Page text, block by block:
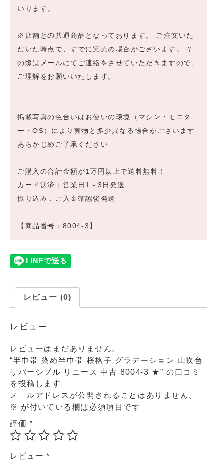
いります。
※店舗との共通商品となっております。 ご注文いた
だいた時点で、すでに完売の場合がございます。 そ
の際はメールにてご連絡をさせていただきますので、
ご理解をお願いいたします。
掲載写真の色合いはお使いの環境（マシン・モニタ
ー・OS）により実物と多少異なる場合がございます
あらかじめご了承ください
ご購入の合計金額が1万円以上で送料無料！
カード決済：営業日1～3日発送
振り込み：ご入金確認後発送
【商品番号：8004-3】
レビュー (0)
レビュー
レビューはまだありません。
“半巾帯 染め半巾帯 桜格子 グラデーション 山吹色
リバーシブル リユース 中古 8004-3 ★” の口コミ
を投稿します
メールアドレスが公開されることはありません。
※ が付いている欄は必須項目です
評価 *
レビュー *